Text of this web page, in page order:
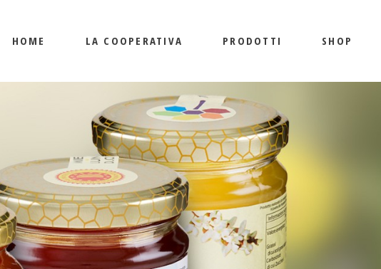
HOME LA COOPERATIVA PRODOTTI SHOP